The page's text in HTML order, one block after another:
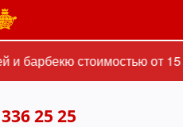
и барбекю стоимостью от
25 25